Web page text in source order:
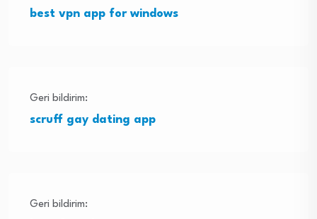
best vpn app for windows
Geri bildirim:
scruff gay dating app
Geri bildirim: